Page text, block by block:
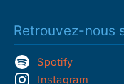
Retrouvez-nous
Spotify
Instagram